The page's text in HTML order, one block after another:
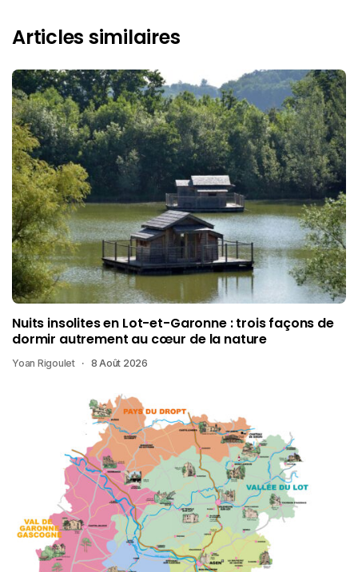
Articles similaires
Nuits insolites en Lot-et-Garonne : trois façons de
dormir autrement au cœur de la nature
Yoan Rigoulet 8 Août 2026